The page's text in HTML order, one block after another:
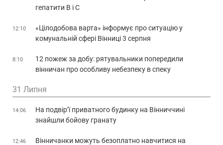
гепатити В і С
12:10
«Цілодобова варта» інформує про ситуацію у
комунальній сфері Вінниці 3 серпня
8:10
12 пожеж за добу: рятувальники попередили
вінничан про особливу небезпеку в спеку
31 Липня
14:06
На подвір’ї приватного будинку на Вінниччині
знайшли бойову гранату
12:46
Вінничанки можуть безоплатно навчитися на